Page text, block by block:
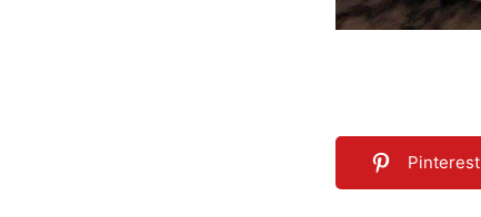
Pinterest